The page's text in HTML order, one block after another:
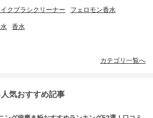
イクブラシクリーナー フェロモン香水
香水
カテゴリ一覧へ
気おすすめ記事